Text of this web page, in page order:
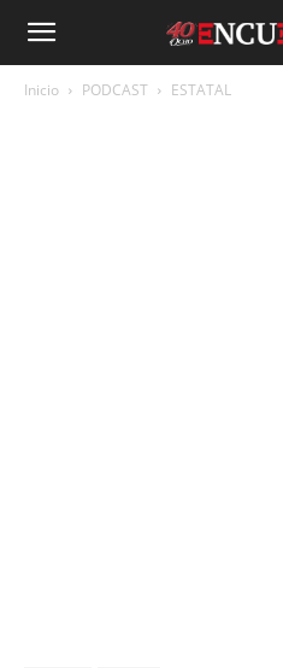
Inicio PODCAST ESTATAL